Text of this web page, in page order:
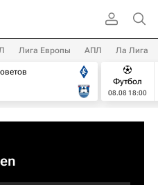
Лига Европы АПЛ Ла Лига
Футбол
08.08 18:00